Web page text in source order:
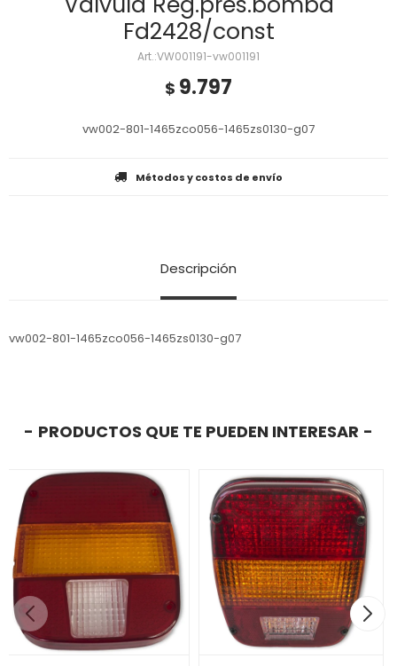
Fd2428/const
VW001191-vw001191
$ 9.797
vw002-801-1465zco056-1465zs0130-g07
Métodos y costos de envío
Descripción
vw002-801-1465zco056-1465zs0130-g07
PRODUCTOS QUE TE PUEDEN INTERESAR